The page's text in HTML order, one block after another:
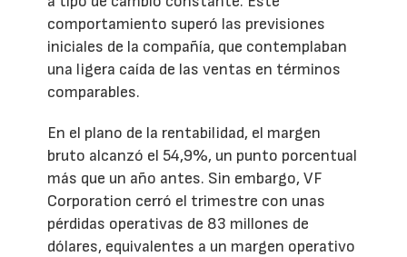
comportamiento superó las previsiones
iniciales de la compañía, que contemplaban
una ligera caída de las ventas en términos
comparables.
En el plano de la rentabilidad, el margen
bruto alcanzó el 54,9%, un punto porcentual
más que un año antes. Sin embargo, VF
Corporation cerró el trimestre con unas
pérdidas operativas de 83 millones de
dólares, equivalentes a un margen operativo